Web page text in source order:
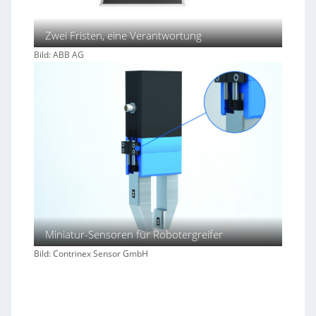
Zwei Fristen, eine Verantwortung
Bild: ABB AG
Miniatur-Sensoren für Robotergreifer
Bild: Contrinex Sensor GmbH